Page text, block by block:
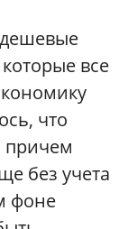
все
что
причем
без учета
фоне